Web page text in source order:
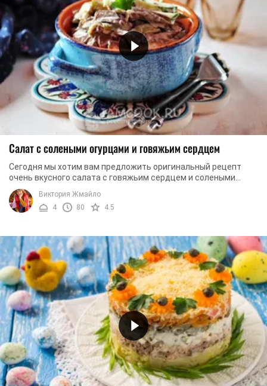
Салат с солеными огурцами и говяжьим сердцем
Сегодня мы хотим вам предложить оригинальный рецепт
очень вкусного салата с говяжьим сердцем и солеными
огурцами. Блюдо получается довольно пикантным ...
Виктория Жмайло
4
80 4.5